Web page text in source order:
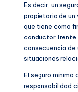
Es decir, un
propietario de un
que tiene como
conductor frente
consecuencia de
situaciones
El seguro mínimo
responsabilidad